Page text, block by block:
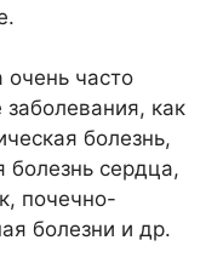
часто
как
болезнь,
болезнь сердца,
почечно-
болезни и др.